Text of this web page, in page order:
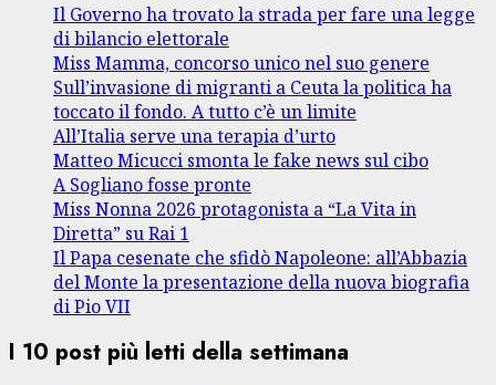
Il Governo ha trovato la strada per fare una legge
di bilancio elettorale
Miss Mamma, concorso unico nel suo genere
Sull’invasione di migranti a Ceuta la politica ha
toccato il fondo. A tutto c’è un limite
All’Italia serve una terapia d’urto
Matteo Micucci smonta le fake news sul cibo
A Sogliano fosse pronte
Miss Nonna 2026 protagonista a “La Vita in
Diretta” su Rai 1
Il Papa cesenate che sfidò Napoleone: all’Abbazia
del Monte la presentazione della nuova biografia
di Pio VII
I 10 post più letti della settimana